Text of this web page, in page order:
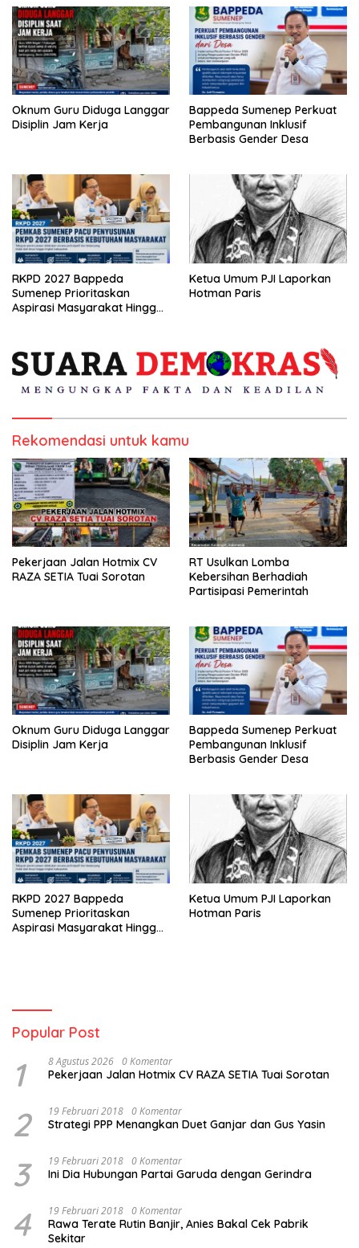
Oknum Guru Diduga Langgar
Disiplin Jam Kerja
Bappeda Sumenep Perkuat
Pembangunan Inklusif
Berbasis Gender Desa
RKPD 2027 Bappeda
Sumenep Prioritaskan
Aspirasi Masyarakat Hingga
Ketua Umum PJI Laporkan
Hotman Paris
Rekomendasi untuk kamu
Pekerjaan Jalan Hotmix CV
RAZA SETIA Tuai Sorotan
RT Usulkan Lomba
Kebersihan Berhadiah
Partisipasi Pemerintah
Oknum Guru Diduga Langgar
Disiplin Jam Kerja
Bappeda Sumenep Perkuat
Pembangunan Inklusif
Berbasis Gender Desa
RKPD 2027 Bappeda
Sumenep Prioritaskan
Aspirasi Masyarakat Hingga
Ketua Umum PJI Laporkan
Hotman Paris
Popular Post
1 8 Agustus 2026 0 Komentar
Pekerjaan Jalan Hotmix CV RAZA SETIA Tuai Sorotan
2 19 Februari 2018 0 Komentar
Strategi PPP Menangkan Duet Ganjar dan Gus Yasin
3 19 Februari 2018 0 Komentar
Ini Dia Hubungan Partai Garuda dengan Gerindra
4 19 Februari 2018 0 Komentar
Rawa Terate Rutin Banjir, Anies Bakal Cek Pabrik
Sekitar